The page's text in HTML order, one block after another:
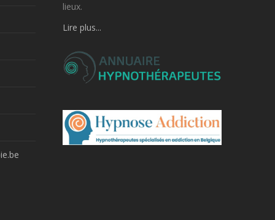
lieux.
Lire plus...